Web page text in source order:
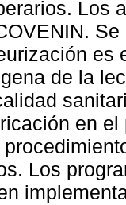
Los
es
de la
en
Los